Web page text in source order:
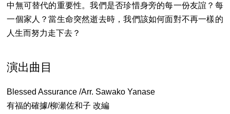
中無可替代的重要性。我們是否珍惜身旁的每一份友誼？每
一個家人？當生命突然逝去時，我們該如何面對不再一樣的
人生而努力走下去？
演出曲目
Blessed Assurance /Arr. Sawako Yanase
有福的確據/柳瀬佐和子 改編